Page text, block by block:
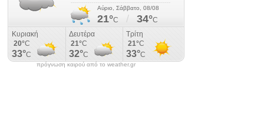
πρόγνωση καιρού από το weather.gr